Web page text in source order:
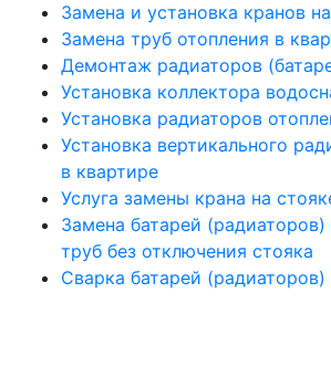
Замена и установка кранов
Замена труб отопления в
Демонтаж радиаторов
Установка коллектора
Установка радиаторов
Установка вертикального
в квартире
Услуга замены крана на
Замена батарей
труб без отключения стояка
Сварка батарей (радиаторов)